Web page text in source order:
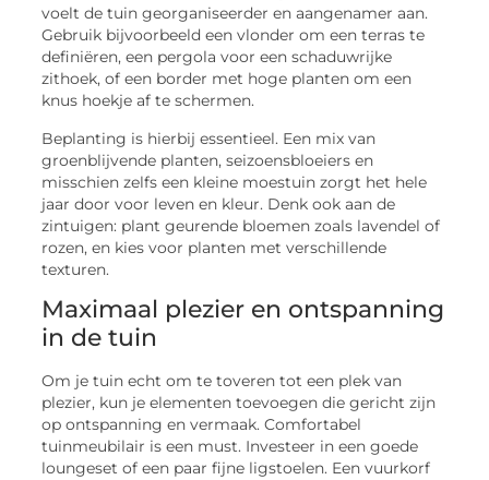
voelt de tuin georganiseerder en aangenamer aan.
Gebruik bijvoorbeeld een vlonder om een terras te
definiëren, een pergola voor een schaduwrijke
zithoek, of een border met hoge planten om een
knus hoekje af te schermen.
Beplanting is hierbij essentieel. Een mix van
groenblijvende planten, seizoensbloeiers en
misschien zelfs een kleine moestuin zorgt het hele
jaar door voor leven en kleur. Denk ook aan de
zintuigen: plant geurende bloemen zoals lavendel of
rozen, en kies voor planten met verschillende
texturen.
Maximaal plezier en ontspanning
in de tuin
Om je tuin echt om te toveren tot een plek van
plezier, kun je elementen toevoegen die gericht zijn
op ontspanning en vermaak. Comfortabel
tuinmeubilair is een must. Investeer in een goede
loungeset of een paar fijne ligstoelen. Een vuurkorf